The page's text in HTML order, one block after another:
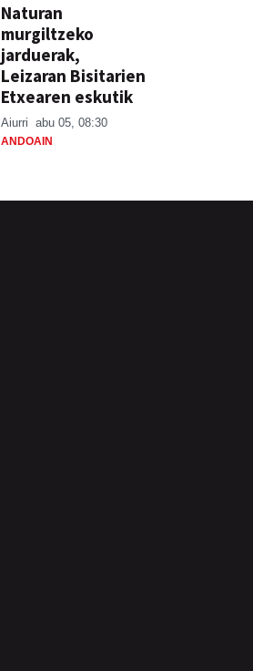
Naturan
murgiltzeko
jarduerak,
Leizaran Bisitarien
Etxearen eskutik
Aiurri abu 05, 08:30
ANDOAIN